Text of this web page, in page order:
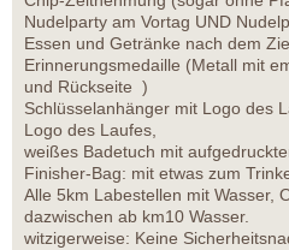
Nudelparty am Vortag UND
Essen und Getränke nach dem
Erinnerungsmedaille (Metall mit
und Rückseite )
Schlüsselanhänger mit Logo des
Logo des Laufes,
weißes Badetuch mit
Finisher-Bag: mit etwas zum
Alle 5km Labestellen mit Wasser,
dazwischen ab km10 Wasser.
witzigerweise: Keine